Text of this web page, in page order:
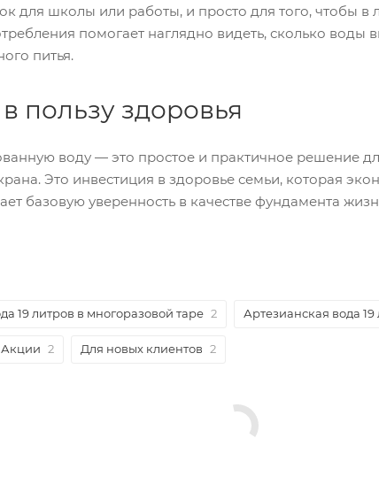
для школы или работы, и просто для того, чтобы в
помогает наглядно видеть, сколько
питья.
пользу здоровья
воду — это простое и практичное решение
Это инвестиция в здоровье семьи, которая
базовую уверенность в качестве фундамента
19 литров в многоразовой таре 2 Артезианская вода 19
Акции 2 Для новых клиентов 2